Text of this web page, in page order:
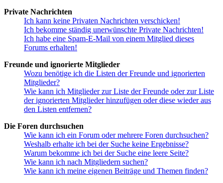
Private Nachrichten
Ich kann keine Privaten Nachrichten verschicken!
Ich bekomme ständig unerwünschte Private Nachrichten!
Ich habe eine Spam-E-Mail von einem Mitglied dieses
Forums erhalten!
Freunde und ignorierte Mitglieder
Wozu benötige ich die Listen der Freunde und ignorierten
Mitglieder?
Wie kann ich Mitglieder zur Liste der Freunde oder zur Liste
der ignorierten Mitglieder hinzufügen oder diese wieder aus
den Listen entfernen?
Die Foren durchsuchen
Wie kann ich ein Forum oder mehrere Foren durchsuchen?
Weshalb erhalte ich bei der Suche keine Ergebnisse?
Warum bekomme ich bei der Suche eine leere Seite?
Wie kann ich nach Mitgliedern suchen?
Wie kann ich meine eigenen Beiträge und Themen finden?